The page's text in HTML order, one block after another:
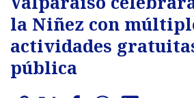
la Niñez con
actividades
pública